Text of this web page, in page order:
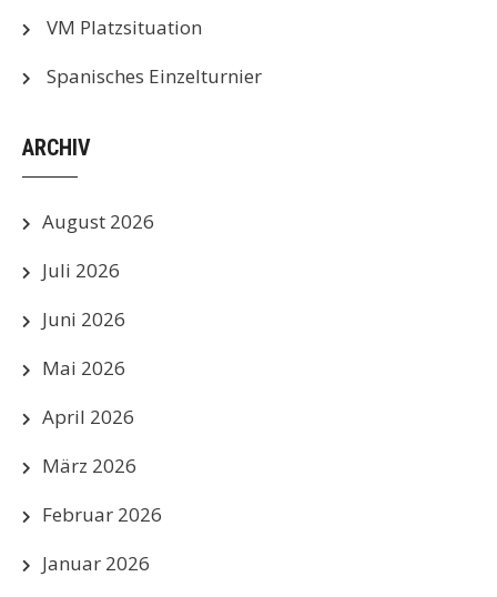
VM Platzsituation
Spanisches Einzelturnier
ARCHIV
August 2026
Juli 2026
Juni 2026
Mai 2026
April 2026
März 2026
Februar 2026
Januar 2026